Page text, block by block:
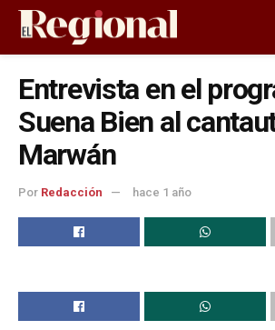
Entrevista en el
Suena Bien al
Marwán
Por Redacción hace 1 año